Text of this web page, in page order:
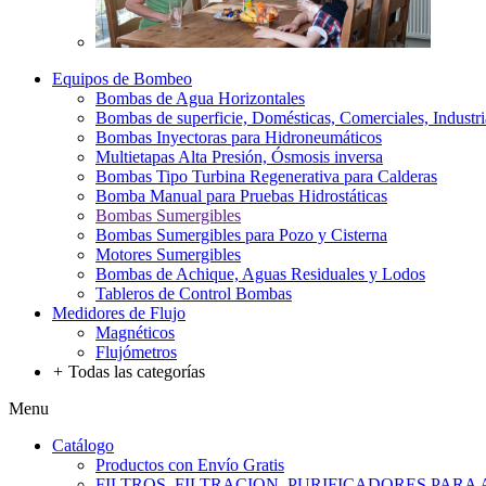
Equipos de Bombeo
Bombas de Agua Horizontales
Bombas de superficie, Domésticas, Comerciales,
Bombas Inyectoras para Hidroneumáticos
Multietapas Alta Presión, Ósmosis inversa
Bombas Tipo Turbina Regenerativa para Calderas
Bomba Manual para Pruebas Hidrostáticas
Bombas Sumergibles
Bombas Sumergibles para Pozo y Cisterna
Motores Sumergibles
Bombas de Achique, Aguas Residuales y Lodos
Tableros de Control Bombas
Medidores de Flujo
Magnéticos
Flujómetros
+ Todas las categorías
Menu
Catálogo
Productos con Envío Gratis